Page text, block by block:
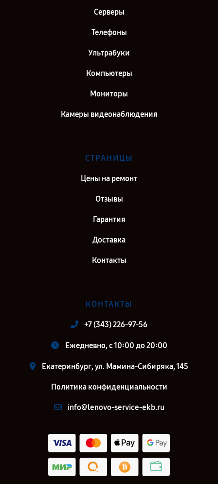
Серверы
Телефоны
Ультрабуки
Компьютеры
Мониторы
Камеры видеонаблюдения
СТРАНИЦЫ
Цены на ремонт
Отзывы
Гарантия
Доставка
Контакты
КОНТАКТЫ
+7 (343) 226-97-56
Ежедневно, с 10:00 до 20:00
Екатеринбург, ул. Мамина-Сибиряка, 145
Политика конфиденциальности
info@lenovo-service-ekb.ru